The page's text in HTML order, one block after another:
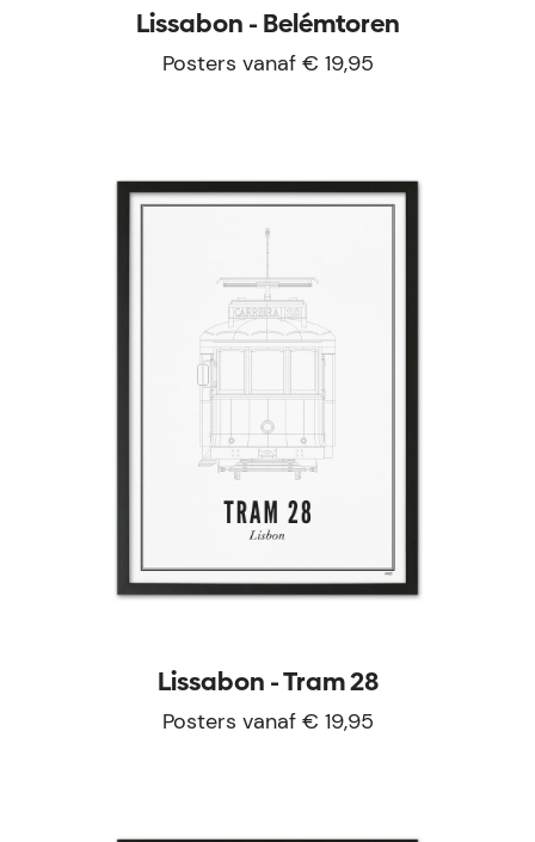
Lissabon - Belémtoren
Posters vanaf € 19,95
Lissabon - Tram 28
Posters vanaf € 19,95